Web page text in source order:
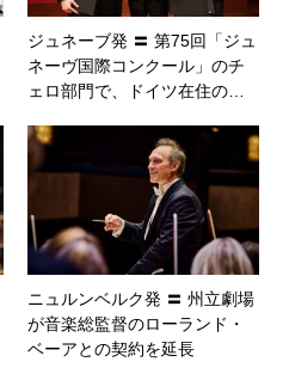
ジュネーブ発 〓 第75回「ジュ
ネーヴ国際コンクール」のチ
ェロ部門で、ドイツ在住の…
ニュルンベルク発 〓 州立劇場
が音楽総監督のローランド・
ベーアとの契約を延長